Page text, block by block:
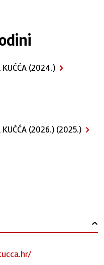
(2024.)
(2026.) (2025.)
›